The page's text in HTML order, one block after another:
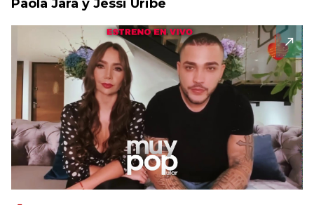
Paola Jara y Jessi Uribe